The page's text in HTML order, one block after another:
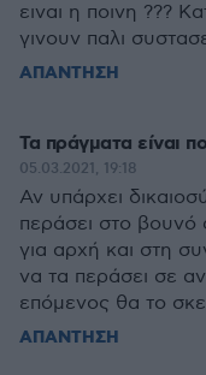
ειναι η ποινη ???
γινουν παλι
ΑΠΑΝΤΗΣΗ
Τα πράγματα είναι
05.03.2021, 19:18
Αν υπάρχει
περάσει στο
για αρχή και στη
να τα περάσει σε
επόμενος θα το
ΑΠΑΝΤΗΣΗ